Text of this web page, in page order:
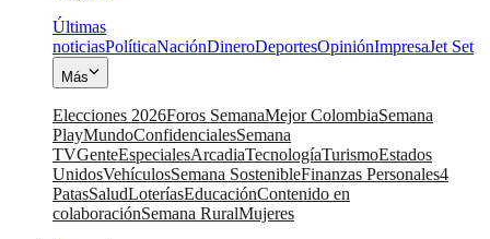
Últimas
noticiasPolíticaNaciónDineroDeportesOpiniónImpresaJet Set
Más
Elecciones 2026Foros SemanaMejor ColombiaSemana
PlayMundoConfidencialesSemana
TVGenteEspecialesArcadiaTecnologíaTurismoEstados
UnidosVehículosSemana SostenibleFinanzas Personales4
PatasSaludLoteríasEducaciónContenido en
colaboraciónSemana RuralMujeres